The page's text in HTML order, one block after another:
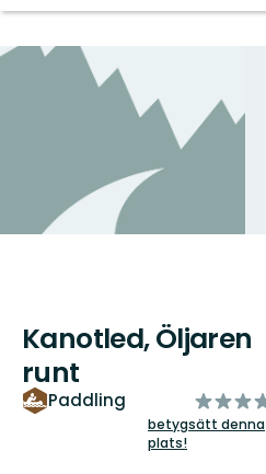
Kanotled, Öljaren
runt
Paddling
av
5
betygsätt denna
plats!